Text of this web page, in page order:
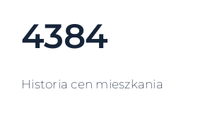
4384
Historia cen mieszkania